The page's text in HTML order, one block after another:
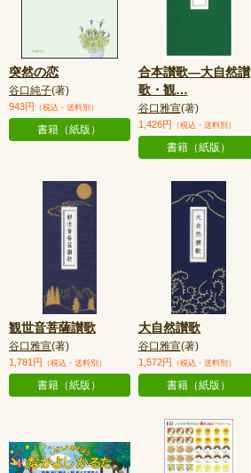
突然の恋
谷口純子(著)
943円 （税込・送料別）
書籍（紙版）
合本讃歌—大自然讃
歌・観…
谷口雅宣(著)
1,426円 （税込・送料別）
書籍（紙版）
観世音菩薩讃歌
谷口雅宣(著)
1,781円 （税込・送料別）
書籍（紙版）
大自然讃歌
谷口雅宣(著)
1,572円 （税込・送料別）
書籍（紙版）